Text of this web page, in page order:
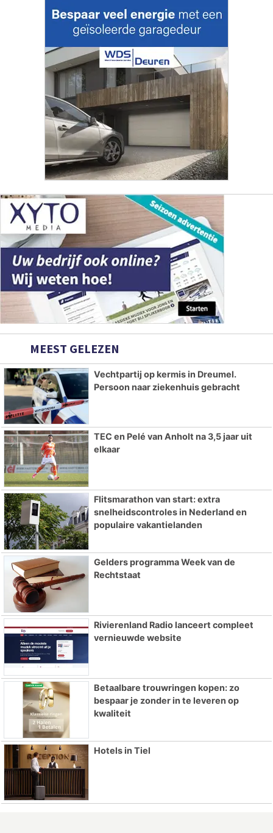
MEEST GELEZEN
Vechtpartij op kermis in Dreumel.
Persoon naar ziekenhuis gebracht
TEC en Pelé van Anholt na 3,5 jaar uit
elkaar
Flitsmarathon van start: extra
snelheidscontroles in Nederland en
populaire vakantielanden
Gelders programma Week van de
Rechtstaat
Rivierenland Radio lanceert compleet
vernieuwde website
Betaalbare trouwringen kopen: zo
bespaar je zonder in te leveren op
kwaliteit
Hotels in Tiel